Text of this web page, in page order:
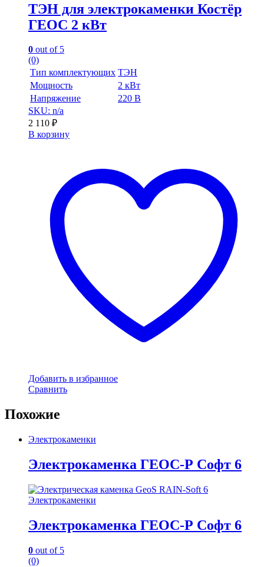
ТЭН для электрокаменки Костёр
ГЕОС 2 кВт
0 out of 5
(0)
Тип комплектующих ТЭН
Мощность
2 кВт
Напряжение
220 В
SKU: n/a
2 110 ₽
В корзину
Добавить в избранное
Сравнить
Похожие
Электрокаменки
Электрокаменка ГЕОС-Р Софт 6
Электрокаменки
Электрокаменка ГЕОС-Р Софт 6
0 out of 5
(0)